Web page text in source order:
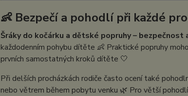
👶 Bezpečí a pohodlí při každé
Šráky do kočárku a dětské popruhy –
každodenním pohybu dítěte 👶 Praktické popruhy
prvních samostatných kroků dítěte 🤍
Při delších procházkách rodiče často ocení také
nebo větrem během pobytu venku 🌿 Pro větší